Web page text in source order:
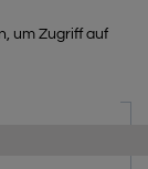
um Zugriff auf